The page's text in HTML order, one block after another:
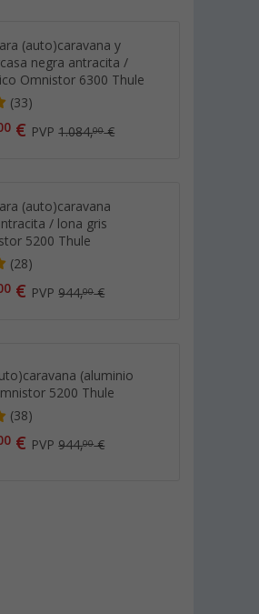
(auto)caravana y
negra antracita /
Omnistor 6300 Thule
(33)
€ PVP1.084,00€
(auto)caravana
/ lona gris
5200 Thule
(28)
€ PVP944,00€
(aluminio
5200 Thule
(38)
€ PVP944,00€
abrazaderas para
Clamps Thule
(89)